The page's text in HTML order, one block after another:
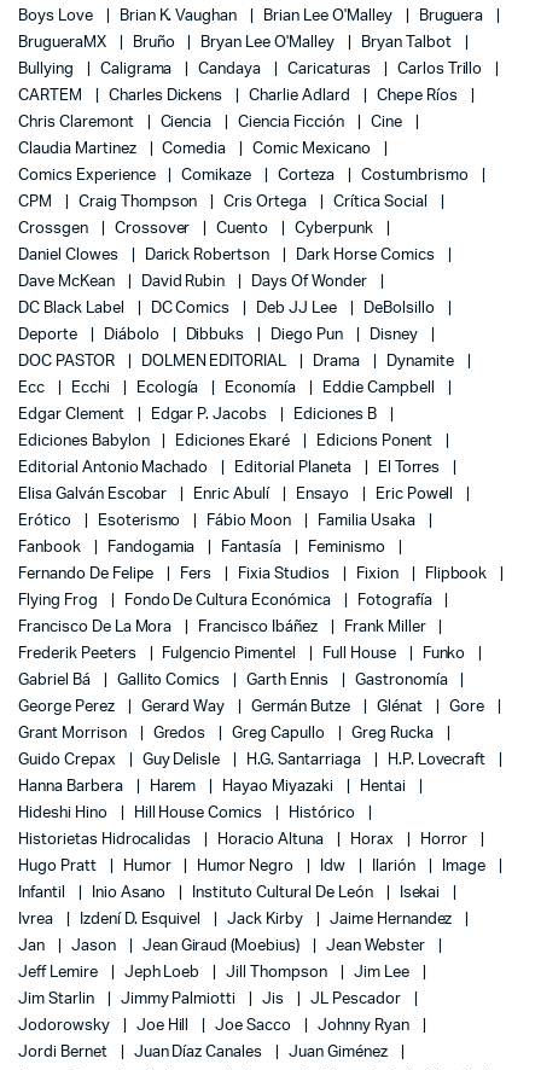
Boys Love
Brian K. Vaughan Brian Lee O'Malley
Bruguera
BrugueraMX
Bruño Bryan Lee O'Malley
Bryan Talbot
Bullying
Caligrama Candaya Caricaturas
Carlos Trillo
CARTEM
Charles Dickens Charlie Adlard
Chepe Ríos
Chris Claremont
Ciencia Ciencia Ficción
Cine
Claudia Martinez
Comedia
Comic Mexicano
Comics Experience
Comikaze Corteza
Costumbrismo
CPM
Craig Thompson Cris Ortega
Crítica Social
Crossgen
Crossover Cuento
Cyberpunk
Daniel Clowes
Darick Robertson
Dark Horse Comics
Dave McKean
David Rubin
Days Of Wonder
DC Black Label
DC Comics Deb JJ Lee
DeBolsillo
Deporte
Diábolo Dibbuks Diego Pun
Disney
DOC PASTOR
DOLMEN EDITORIAL Drama
Dynamite
Ecc
Ecchi Ecología Economía
Eddie Campbell
Edgar Clement
Edgar P. Jacobs
Ediciones B
Ediciones Babylon
Ediciones Ekaré
Edicions Ponent
Editorial Antonio Machado
Editorial Planeta
El Torres
Elisa Galván Escobar
Enric Abulí Ensayo
Eric Powell
Erótico
Esoterismo Fábio Moon
Familia Usaka
Fanbook
Fandogamia Fantasía
Feminismo
Fernando De Felipe
Fers Fixia Studios Fixion
Flipbook
Flying Frog
Fondo De Cultura Económica
Fotografía
Francisco De La Mora
Francisco Ibáñez
Frank Miller
Frederik Peeters
Fulgencio Pimentel Full House
Funko
Gabriel Bá
Gallito Comics Garth Ennis
Gastronomía
George Perez
Gerard Way Germán Butze Glénat
Gore
Grant Morrison
Gredos Greg Capullo
Greg Rucka
Guido Crepax
Guy Delisle H.G. Santarriaga
H.P. Lovecraft
Hanna Barbera
Harem Hayao Miyazaki
Hentai
Hideshi Hino
Hill House Comics
Histórico
Historietas Hidrocalidas
Horacio Altuna Horax
Horror
Hugo Pratt
Humor Humor Negro Idw Ilarión
Image
Infantil
Inio Asano Instituto Cultural De León
Isekai
Ivrea
Izdení D. Esquivel Jack Kirby
Jaime Hernandez
Jan
Jason Jean Giraud (Moebius)
Jean Webster
Jeff Lemire
Jeph Loeb Jill Thompson
Jim Lee
Jim Starlin
Jimmy Palmiotti Jis
JL Pescador
Jodorowsky
Joe Hill Joe Sacco
Johnny Ryan
Jordi Bernet
Juan Díaz Canales
Juan Giménez